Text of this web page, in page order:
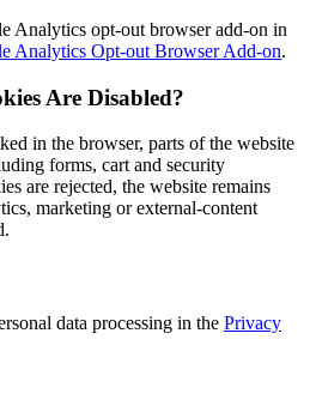
Analytics opt-out browser add-on in
Analytics Opt-out Browser Add-on.
Are Disabled?
in the browser, parts of the website
forms, cart and security
are rejected, the website remains
marketing or external-content
data processing in the Privacy